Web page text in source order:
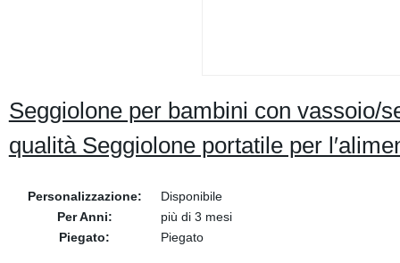
Seggiolone per bambini con vassoio/
qualità Seggiolone portatile per
Personalizzazione:
Disponibile
Per Anni:
più di 3 mesi
Piegato:
Piegato